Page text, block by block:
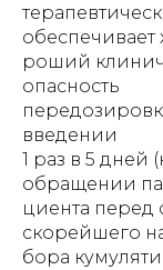
обеспечивает
роший
опасность
введении
1 раз в 5
обращении
циента перед
скорейшего
бора